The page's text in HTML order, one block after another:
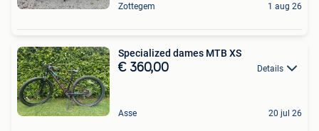
Zottegem 1 aug 26
Specialized dames MTB XS
€ 360,00 Details
Asse 20 jul 26